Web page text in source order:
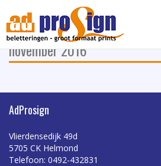
particulieren-
november 2016
AdProsign
Vlierdensedijk 49d
5705 CK Helmond
Telefoon: 0492-432831